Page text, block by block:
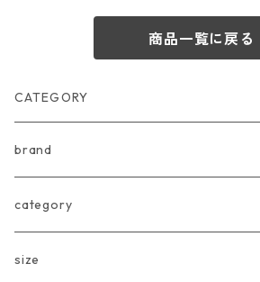
商品一覧に戻る
CATEGORY
brand
arkakama
Another Fox
category
tops
size